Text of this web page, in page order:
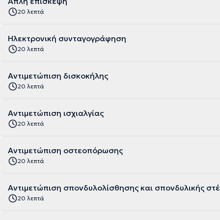
20 λεπτά
Ηλεκτρονική συνταγογράφηση
20 λεπτά
Αντιμετώπιση δισκοκήλης
20 λεπτά
Αντιμετώπιση ισχιαλγίας
20 λεπτά
Αντιμετώπιση οστεοπόρωσης
20 λεπτά
Αντιμετώπιση σπονδυλολίσθησης και σπονδυλικής
20 λεπτά